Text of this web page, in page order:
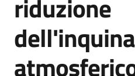
Servizi
Vivere
Castel
riduzione